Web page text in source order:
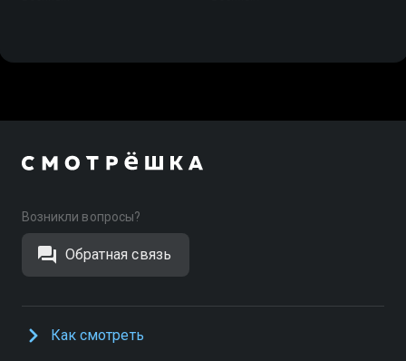
Возникли вопросы?
Обратная связь
Как смотреть